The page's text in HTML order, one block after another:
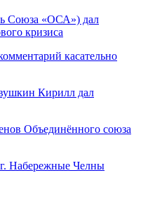
Союза «ОСА») дал
кризиса
касательно
Кирилл дал
Объединённого союза
Набережные Челны